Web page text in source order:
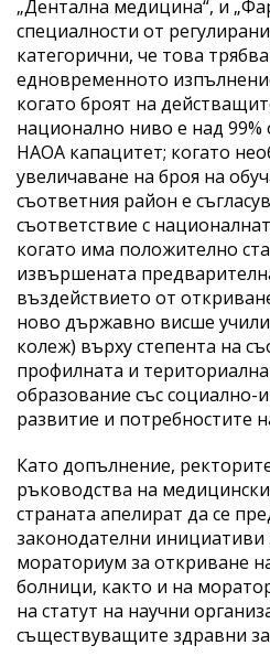
„Дентална медицина‎“‎, и
специалности от
категорични, че това
едновременното
когато броят на
национално ниво е над 99%
НАОА капацитет; когато
увеличаване на броя на
съответния район е
съответствие с
когато има положително
извършената
въздействието от
ново държавно висше
колеж) върху степента на
профилната и
образование със социално-
развитие и потребностите
Като допълнение,
ръководства на
страната апелират да се
законодателни инициативи
мораториум за откриване
болници, както и на
на статут на научни
съществуващите здравни